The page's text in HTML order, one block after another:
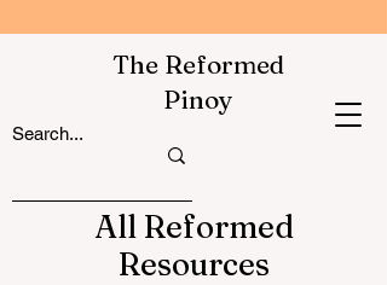
The Reformed
Pinoy
All Reformed
Resources